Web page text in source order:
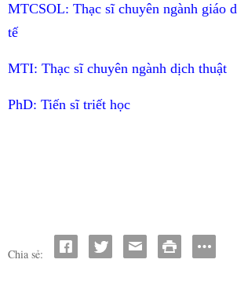
MTCSOL: Thạc sĩ chuyên ngành giáo
tế
MTI: Thạc sĩ chuyên ngành dịch thuật
PhD: Tiến sĩ triết học
Chia sẻ: